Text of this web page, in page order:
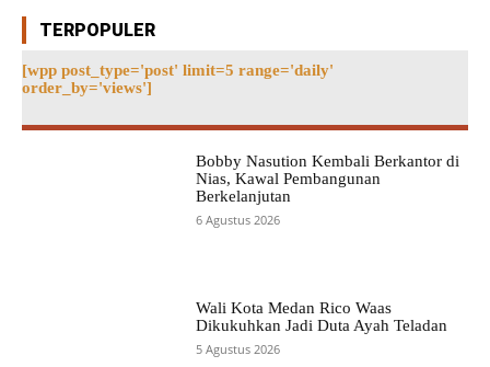
TERPOPULER
[wpp post_type='post' limit=5 range='daily'
order_by='views']
Bobby Nasution Kembali Berkantor di
Nias, Kawal Pembangunan
Berkelanjutan
6 Agustus 2026
Wali Kota Medan Rico Waas
Dikukuhkan Jadi Duta Ayah Teladan
5 Agustus 2026